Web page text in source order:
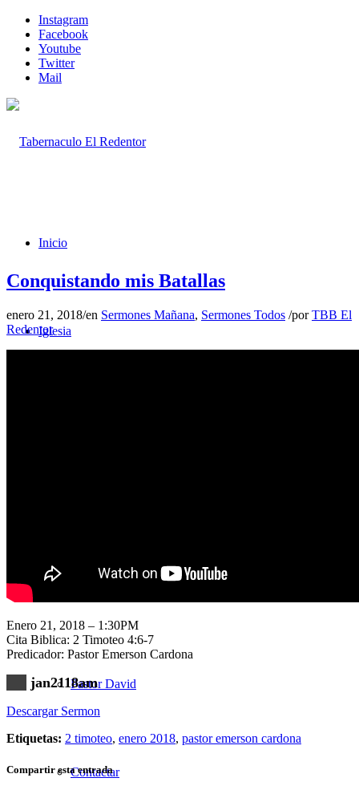
Instagram
Facebook
Youtube
Twitter
Mail
Inicio
Iglesia
Pastor David
Contactar
Conquistando mis Batallas
enero 21, 2018/en Sermones Mañana, Sermones Todos /porTBB El
Redentor
Enero 21, 2018 – 1:30PM
Cita Biblica: 2 Timoteo 4:6-7
Predicador: Pastor Emerson Cardona
jan2118am
Descargar Sermon
Etiquetas: 2 timoteo, enero 2018, pastor emerson cardona
Compartir esta entrada